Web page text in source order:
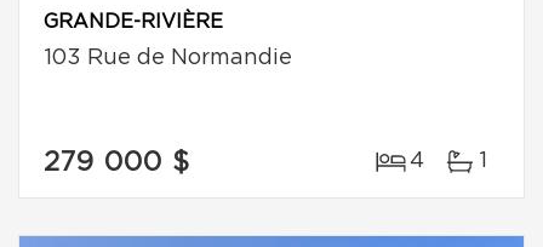
GRANDE-RIVIÈRE
103 Rue de Normandie
279 000 $ 4 1